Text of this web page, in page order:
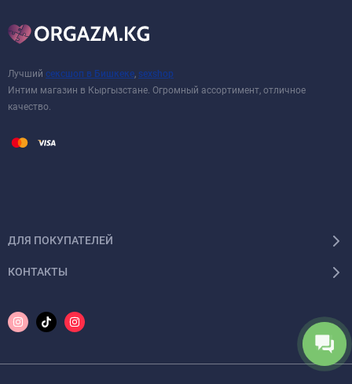
Лучший сексшоп в Бишкеке sexshop
Интим магазин в Кыргызстане. Огромный ассортимент, отличное
качество.
ДЛЯ ПОКУПАТЕЛЕЙ
КОНТАКТЫ